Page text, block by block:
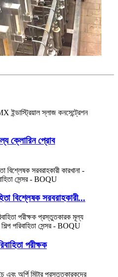
ক্লোরিন প্রোব
বিশ্লেষক সরবরাহকারী...
পরীক্ষক